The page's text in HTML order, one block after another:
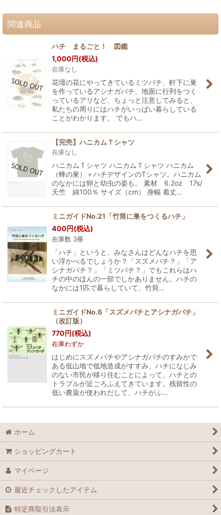
関連商品
ハチ まるごと！ 図鑑
1,000円(税込)
在庫なし
花壇の花にやってきているミツバチ、軒下に巣
を作っているアシナガバチ、地面に行列をつく
っているアリなど、ちょっと注意してみると、
私たちの周りにはハチがいっぱい暮らしている
ことがわかります。 でもハ…
【完売】ハニカムＴシャツ
在庫なし
ハニカムＴシャツ ハニカムＴシャツ ハニカム
（蜂の巣）＋ハチデザインのTシャツ。ハニカム
のなかには卵と幼虫の姿も。 素材 6.2oz 17s/
天竺 綿100％ サイズ（cm） 身幅 着丈…
ミニガイドNo.21「竹筒に巣をつくるハチ」
400円(税込)
在庫数 3冊
「ハチ」というと、みなさんはどんなハチを思
い浮かべるでしょうか？「スズメバチ？」「ア
シナガバチ？」「ミツバチ？」でもこれらはハ
チの中のほんの一部でしかありません。ハチの
なかには1匹で暮らしていて、竹筒…
ミニガイドNo.6「スズメバチとアシナガバチ」
（改訂版）
770円(税込)
在庫わずか
はじめにスズメバチやアシナガバチのすみかで
ある低山地で低地造成がすすみ、ハチになじみ
のない市民が移り住むことによって、ハチとの
トラブルが近ごろふえてきています。残留性の
低い農薬が使われだして、ハチがふ…
ホーム
ショッピングカート
マイページ
最近チェックしたアイテム
特定商取引法表示